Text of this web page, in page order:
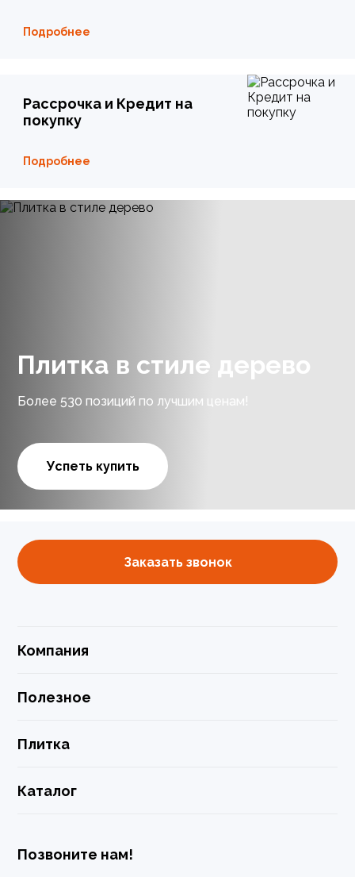
Подробнее
Рассрочка и Кредит на
покупку
Подробнее
Плитка в стиле дерево
Успеть купить
Более 530 позиций по лучшим ценам!
Заказать звонок
Компания
Полезное
Плитка
Каталог
Позвоните нам!